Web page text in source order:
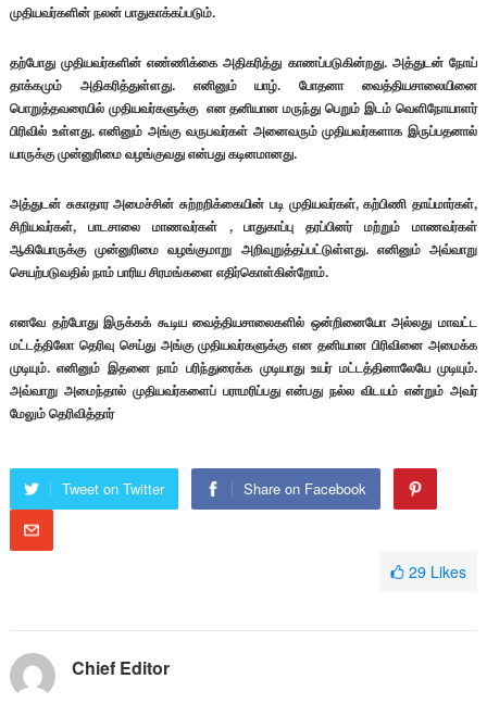
முதியவர்களின் நலன் பாதுகாக்கப்படும்.
தற்போது முதியவர்களின் எண்ணிக்கை அதிகரித்து காணப்படுகின்றது. அத்துடன் நோய்
தாக்கமும் அதிகரித்துள்ளது. எனினும் யாழ். போதனா வைத்தியசாலையினை
பொறுத்தவரையில் முதியவர்களுக்கு என தனியான மருந்து பெறும் இடம் வெளிநோயாளர்
பிரிவில் உள்ளது. எனினும் அங்கு வருபவர்கள் அனைவரும் முதியவர்களாக இருப்பதனால்
யாருக்கு முன்னுரிமை வழங்குவது என்பது கடினமானது.
அத்துடன் சுகாதார அமைச்சின் சுற்றறிக்கையின் படி முதியவர்கள், கற்பிணி தாய்மார்கள்,
சிறியவர்கள், பாடசாலை மாணவர்கள் , பாதுகாப்பு தரப்பினர் மற்றும் மாணவர்கள்
ஆகியோருக்கு முன்னுரிமை வழங்குமாறு அறிவுறுத்தப்பட்டுள்ளது. எனினும் அவ்வாறு
செயற்படுவதில் நாம் பாரிய சிரமங்களை எதிர்கொள்கின்றோம்.
எனவே தற்போது இருக்கக் கூடிய வைத்தியசாலைகளில் ஒன்றினையோ அல்லது மாவட்ட
மட்டத்திலோ தெரிவு செய்து அங்கு முதியவர்களுக்கு என தனியான பிரிவினை அமைக்க
முடியும். எனினும் இதனை நாம் பரிந்துரைக்க முடியாது உயர் மட்டத்தினாலேயே முடியும்.
அவ்வாறு அமைந்தால் முதியவர்களைப் பராமரிப்பது என்பது நல்ல விடயம் என்றும் அவர்
மேலும் தெரிவித்தார்
Tweet on Twitter Share on Facebook
29 Likes
Chief Editor